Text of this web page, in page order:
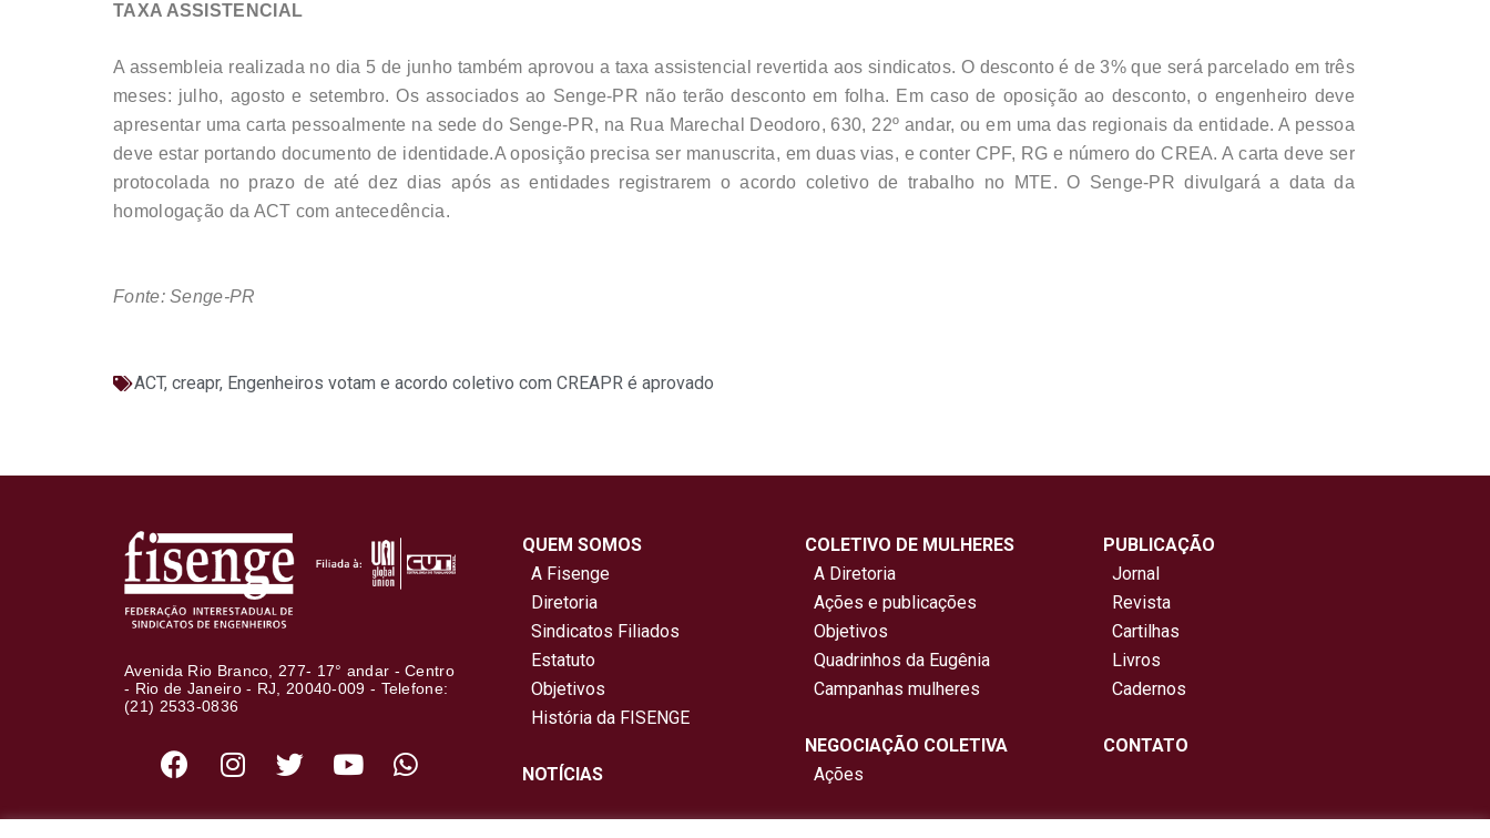
TAXA ASSISTENCIAL
A assembleia realizada no dia 5 de junho também aprovou a taxa assistencial revertida aos sindicatos. O desconto é de 3% que será parcelado em três
meses: julho, agosto e setembro. Os associados ao Senge-PR não terão desconto em folha. Em caso de oposição ao desconto, o engenheiro deve
apresentar uma carta pessoalmente na sede do Senge-PR, na Rua Marechal Deodoro, 630, 22º andar, ou em uma das regionais da entidade. A pessoa
deve estar portando documento de identidade.A oposição precisa ser manuscrita, em duas vias, e conter CPF, RG e número do CREA. A carta deve ser
protocolada no prazo de até dez dias após as entidades registrarem o acordo coletivo de trabalho no MTE. O Senge-PR divulgará a data da
homologação da ACT com antecedência.
Fonte: Senge-PR
ACT, creapr, Engenheiros votam e acordo coletivo com CREAPR é aprovado
Avenida Rio Branco, 277- 17° andar - Centro
- Rio de Janeiro - RJ, 20040-009 - Telefone:
(21) 2533-0836
QUEM SOMOS
A Fisenge
Diretoria
Sindicatos Filiados
Estatuto
Objetivos
História da FISENGE
NOTÍCIAS
COLETIVO DE MULHERES
A Diretoria
Ações e publicações
Objetivos
Quadrinhos da Eugênia
Campanhas mulheres
NEGOCIAÇÃO COLETIVA
Ações
PUBLICAÇÃO
Jornal
Revista
Cartilhas
Livros
Cadernos
CONTATO